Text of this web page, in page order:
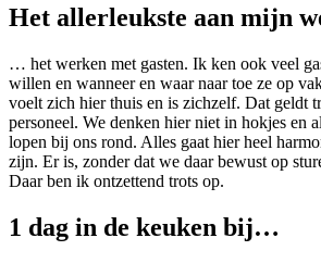
Het allerleukste aan mijn
… het werken met gasten. Ik ken ook veel
willen en wanneer en waar naar toe ze op
voelt zich hier thuis en is zichzelf. Dat geldt
personeel. We denken hier niet in hokjes en
lopen bij ons rond. Alles gaat hier heel
zijn. Er is, zonder dat we daar bewust op
Daar ben ik ontzettend trots op.
1 dag in de keuken bij…